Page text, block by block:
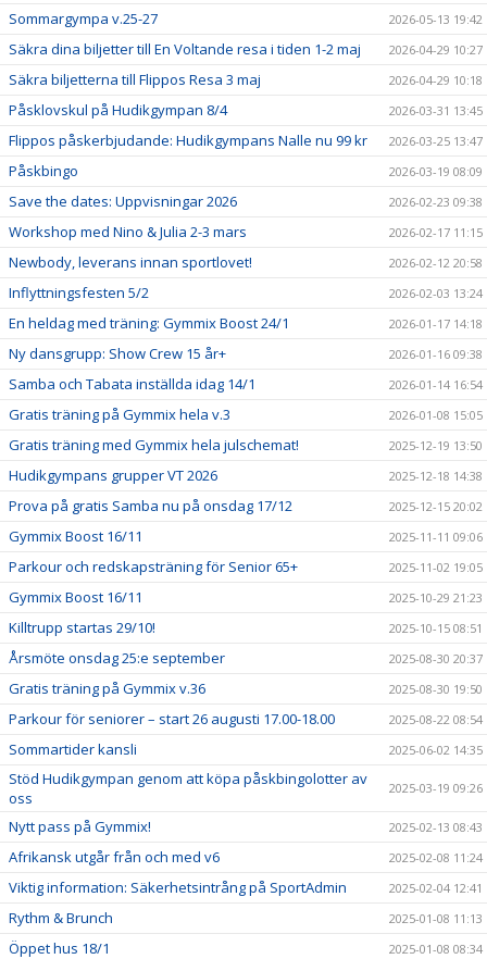
Sommargympa v.25-27 2026-05-13 19:42
Säkra dina biljetter till En Voltande resa i tiden 1-2 maj 2026-04-29 10:27
Säkra biljetterna till Flippos Resa 3 maj 2026-04-29 10:18
Påsklovskul på Hudikgympan 8/4 2026-03-31 13:45
Flippos påskerbjudande: Hudikgympans Nalle nu 99 kr 2026-03-25 13:47
Påskbingo 2026-03-19 08:09
Save the dates: Uppvisningar 2026 2026-02-23 09:38
Workshop med Nino & Julia 2-3 mars 2026-02-17 11:15
Newbody, leverans innan sportlovet! 2026-02-12 20:58
Inflyttningsfesten 5/2 2026-02-03 13:24
En heldag med träning: Gymmix Boost 24/1 2026-01-17 14:18
Ny dansgrupp: Show Crew 15 år+ 2026-01-16 09:38
Samba och Tabata inställda idag 14/1 2026-01-14 16:54
Gratis träning på Gymmix hela v.3 2026-01-08 15:05
Gratis träning med Gymmix hela julschemat! 2025-12-19 13:50
Hudikgympans grupper VT 2026 2025-12-18 14:38
Prova på gratis Samba nu på onsdag 17/12 2025-12-15 20:02
Gymmix Boost 16/11 2025-11-11 09:06
Parkour och redskapsträning för Senior 65+ 2025-11-02 19:05
Gymmix Boost 16/11 2025-10-29 21:23
Killtrupp startas 29/10! 2025-10-15 08:51
Årsmöte onsdag 25:e september 2025-08-30 20:37
Gratis träning på Gymmix v.36 2025-08-30 19:50
Parkour för seniorer – start 26 augusti 17.00-18.00 2025-08-22 08:54
Sommartider kansli 2025-06-02 14:35
Stöd Hudikgympan genom att köpa påskbingolotter av
oss
2025-03-19 09:26
Nytt pass på Gymmix! 2025-02-13 08:43
Afrikansk utgår från och med v6 2025-02-08 11:24
Viktig information: Säkerhetsintrång på SportAdmin 2025-02-04 12:41
Rythm & Brunch 2025-01-08 11:13
Öppet hus 18/1 2025-01-08 08:34